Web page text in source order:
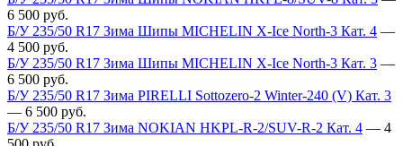
6 500 руб.
Б/У 235/50 R17 Зима Шипы MICHELIN X-Ice North-3 Кат. 4 —
4 500 руб.
Б/У 235/50 R17 Зима Шипы MICHELIN X-Ice North-3 Кат. 3 —
6 500 руб.
Б/У 235/50 R17 Зима PIRELLI Sottozero-2 Winter-240 (V) Кат. 3
— 6 500 руб.
Б/У 235/50 R17 Зима NOKIAN HKPL-R-2/SUV-R-2 Кат. 4 — 4